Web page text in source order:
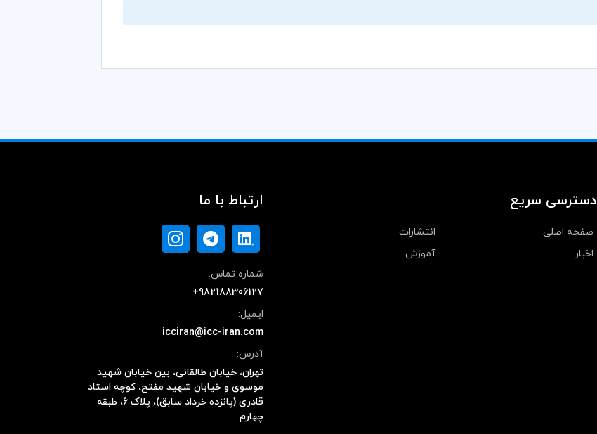
دسترسی سریع
صفحه اصلی
انتشارات
اخبار
آموزش
ارتباط با ما
شماره تماس:
+982188306127
ایمیل:
icciran@icc-iran.com
آدرس:
تهران، خیابان طالقانی، بین خیابان شهید
موسوی و خیابان شهید مفتح، کوچه استاد
قادری (پانزده خرداد سابق)، پلاک ۶، طبقه
چهارم